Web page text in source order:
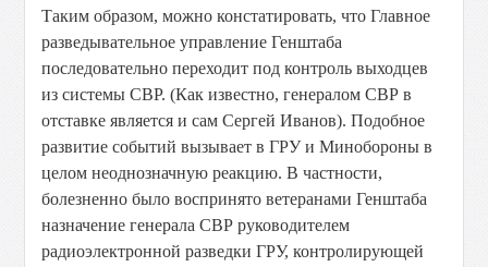
Таким образом, можно констатировать, что Главное
разведывательное управление Генштаба
последовательно переходит под контроль выходцев
из системы СВР. (Как известно, генералом СВР в
отставке является и сам Сергей Иванов). Подобное
развитие событий вызывает в ГРУ и Минобороны в
целом неоднозначную реакцию. В частности,
болезненно было воспринято ветеранами Генштаба
назначение генерала СВР руководителем
радиоэлектронной разведки ГРУ, контролирующей